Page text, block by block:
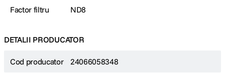
Factor filtru ND8
DETALII PRODUCATOR
Cod producator 24066058348